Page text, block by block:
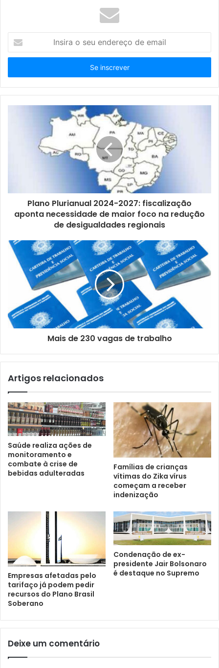
s
r
a
e
m
Plano Plurianual 2024-2027: fiscalização
aponta necessidade de maior foco na redução
de desigualdades regionais
Mais de 230 vagas de trabalho
Artigos relacionados
Saúde realiza ações de
monitoramento e
combate à crise de
bebidas adulteradas
Famílias de crianças
vítimas do Zika vírus
começam a receber
indenização
Empresas afetadas pelo
tarifaço já podem pedir
recursos do Plano Brasil
Soberano
Condenação de ex-
presidente Jair Bolsonaro
é destaque no Supremo
Deixe um comentário